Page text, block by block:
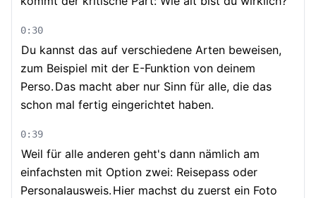
0:30
Du kannst das auf verschiedene Arten beweisen,
zum Beispiel mit der E-Funktion von deinem
Perso. Das macht aber nur Sinn für alle, die das
schon mal fertig eingerichtet haben.
0:39
Weil für alle anderen geht's dann nämlich am
einfachsten mit Option zwei: Reisepass oder
Personalausweis. Hier machst du zuerst ein Foto